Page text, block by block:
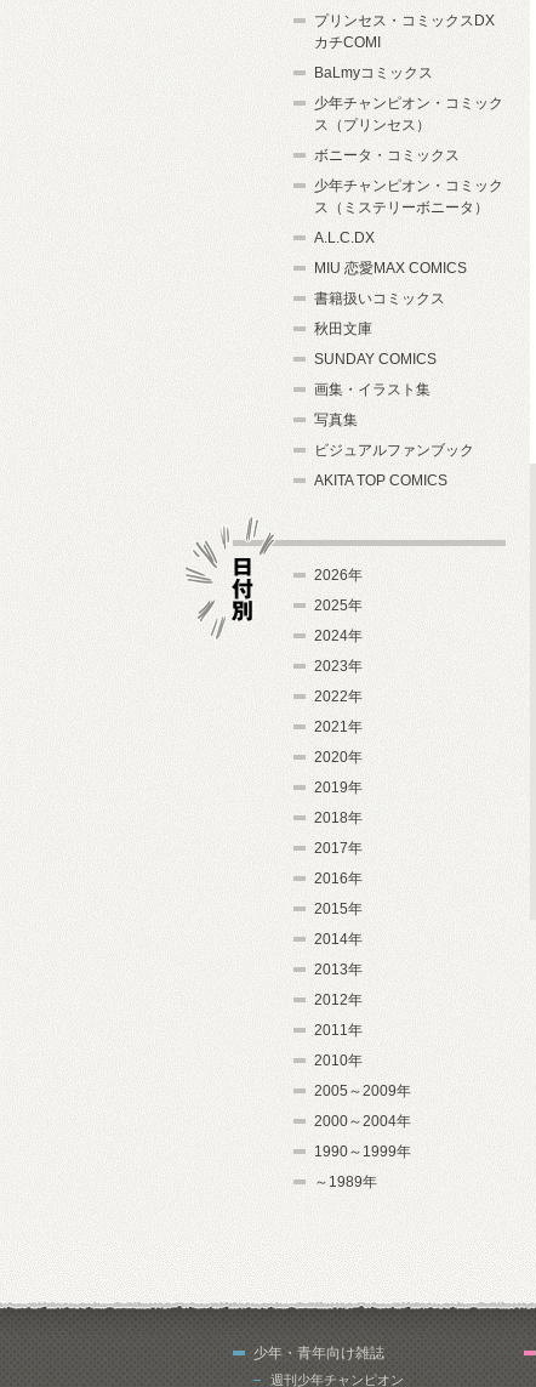
プリンセス・コミックスDX
カチCOMI
BaLmyコミックス
少年チャンピオン・コミック
ス（プリンセス）
ボニータ・コミックス
少年チャンピオン・コミック
ス（ミステリーボニータ）
A.L.C.DX
MIU 恋愛MAX COMICS
書籍扱いコミックス
秋田文庫
SUNDAY COMICS
画集・イラスト集
写真集
ビジュアルファンブック
AKITA TOP COMICS
2026年
2025年
2024年
2023年
2022年
2021年
2020年
2019年
2018年
2017年
2016年
2015年
2014年
2013年
2012年
2011年
2010年
2005～2009年
2000～2004年
1990～1999年
～1989年
少年・青年向け雑誌
週刊少年チャンピオン